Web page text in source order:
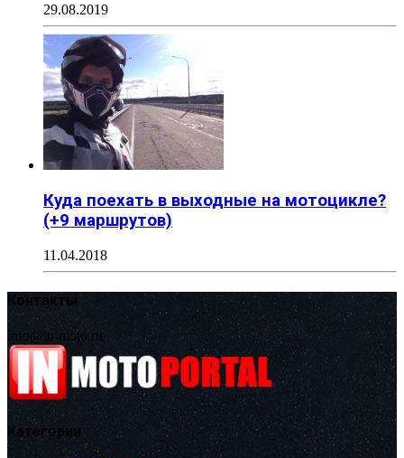
29.08.2019
Куда поехать в выходные на мотоцикле?
(+9 маршрутов)
11.04.2018
Контакты
info@in-moto.ru
Категории